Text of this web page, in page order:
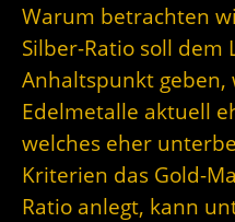
Warum betrachten
Silber-Ratio soll dem
Anhaltspunkt geben,
Edelmetalle aktuell
welches eher
Kriterien das Gold-
Ratio anlegt, kann